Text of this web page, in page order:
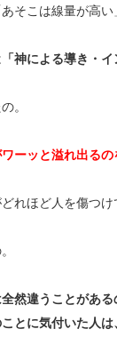
そこは線量が高
「神による導き・
。
ーッと溢れ出る
れほど人を傷つ
然違うことがある
とに気付いた人